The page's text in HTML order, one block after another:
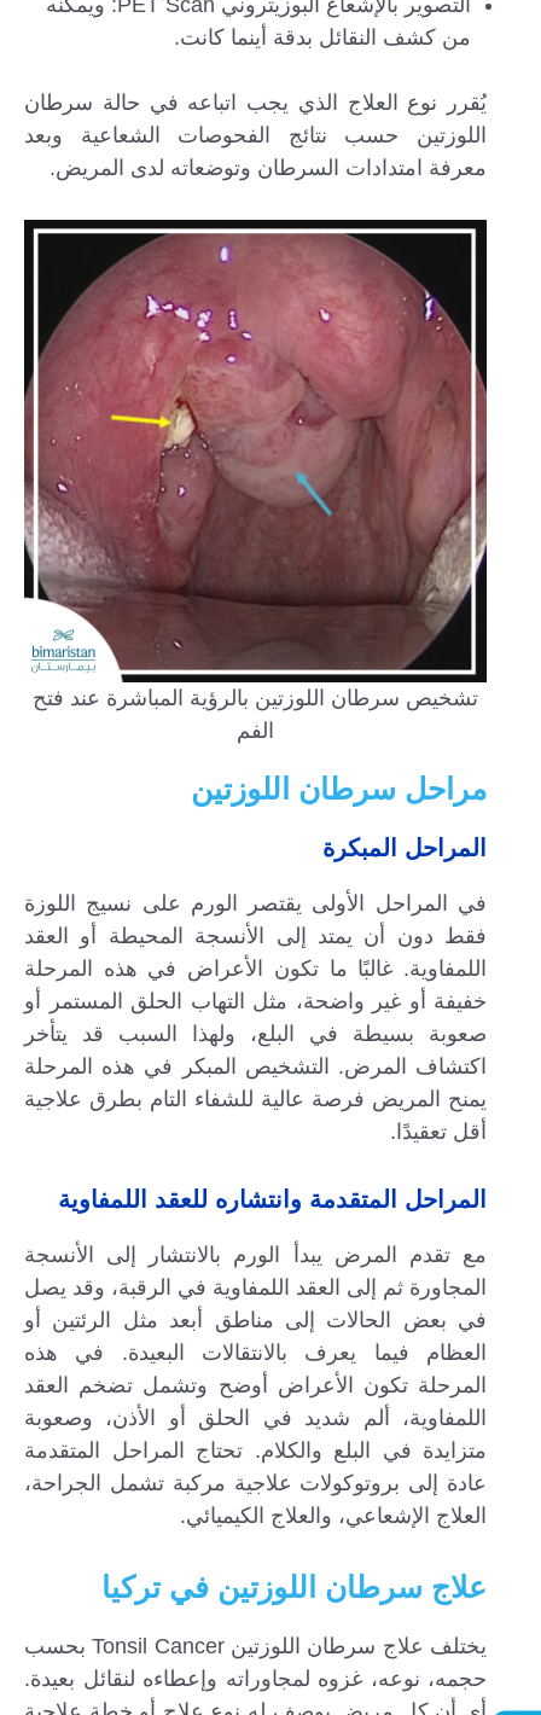
التصوير بالإشعاع البوزيتروني PET Scan: ويمكنه
من كشف النقائل بدقة أينما كانت.
يُقرر نوع العلاج الذي يجب اتباعه في حالة سرطان
اللوزتين حسب نتائج الفحوصات الشعاعية وبعد
معرفة امتدادات السرطان وتوضعاته لدى المريض.
تشخيص سرطان اللوزتين بالرؤية المباشرة عند فتح
الفم
مراحل سرطان اللوزتين
المراحل المبكرة
في المراحل الأولى يقتصر الورم على نسيج اللوزة
فقط دون أن يمتد إلى الأنسجة المحيطة أو العقد
اللمفاوية. غالبًا ما تكون الأعراض في هذه المرحلة
خفيفة أو غير واضحة، مثل التهاب الحلق المستمر أو
صعوبة بسيطة في البلع، ولهذا السبب قد يتأخر
اكتشاف المرض. التشخيص المبكر في هذه المرحلة
يمنح المريض فرصة عالية للشفاء التام بطرق علاجية
أقل تعقيدًا.
المراحل المتقدمة وانتشاره للعقد اللمفاوية
مع تقدم المرض يبدأ الورم بالانتشار إلى الأنسجة
المجاورة ثم إلى العقد اللمفاوية في الرقبة، وقد يصل
في بعض الحالات إلى مناطق أبعد مثل الرئتين أو
العظام فيما يعرف بالانتقالات البعيدة. في هذه
المرحلة تكون الأعراض أوضح وتشمل تضخم العقد
اللمفاوية، ألم شديد في الحلق أو الأذن، وصعوبة
متزايدة في البلع والكلام. تحتاج المراحل المتقدمة
عادة إلى بروتوكولات علاجية مركبة تشمل الجراحة،
العلاج الإشعاعي، والعلاج الكيميائي.
علاج سرطان اللوزتين في تركيا
يختلف علاج سرطان اللوزتين Tonsil Cancer بحسب
حجمه، نوعه، غزوه لمجاوراته وإعطاءه لنقائل بعيدة.